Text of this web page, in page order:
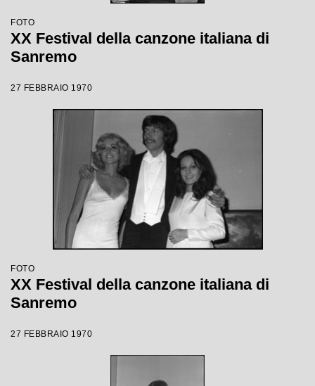
FOTO
XX Festival della canzone italiana di
Sanremo
27 FEBBRAIO 1970
FOTO
XX Festival della canzone italiana di
Sanremo
27 FEBBRAIO 1970